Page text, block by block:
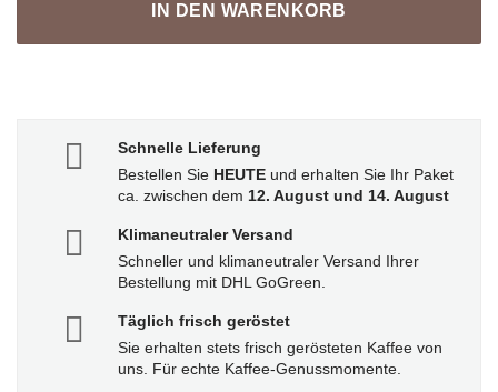
IN DEN WARENKORB
Schnelle Lieferung
Bestellen Sie HEUTE und erhalten Sie Ihr Paket
ca. zwischen dem 12. August und 14. August
Klimaneutraler Versand
Schneller und klimaneutraler Versand Ihrer
Bestellung mit DHL GoGreen.
Täglich frisch geröstet
Sie erhalten stets frisch gerösteten Kaffee von
uns. Für echte Kaffee-Genussmomente.